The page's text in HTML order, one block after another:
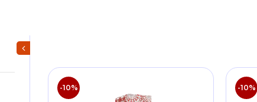
-10% -10%
Mostra/Nascondi filtri